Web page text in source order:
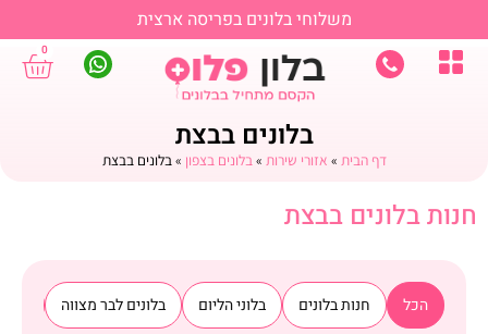
משלוחי בלונים בפריסה ארצית
0
בלונים בבצת
דף הבית » אזורי שירות »בלונים בצפון »בלונים בבצת
חנות בלונים בבצת
הכל חנות בלונים בלוני הליום בלונים לבר מצווה